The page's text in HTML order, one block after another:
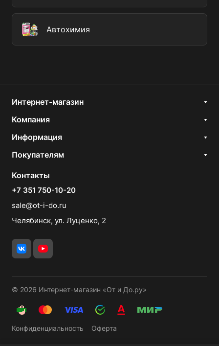
Автохимия
Интернет-магазин
Компания
Информация
Покупателям
Контакты
+7 351 750-10-20
sale@ot-i-do.ru
Челябинск, ул. Луценко, 2
© 2026 Интернет-магазин «От и До.ру»
Конфиденциальность Оферта